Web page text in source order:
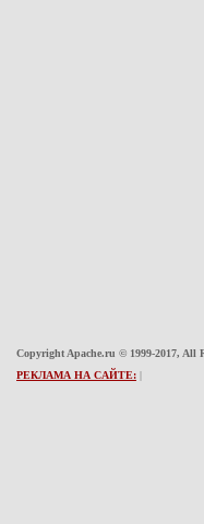
Copyright Apache.ru © 1999-2017, All
РЕКЛАМА НА САЙТЕ: |